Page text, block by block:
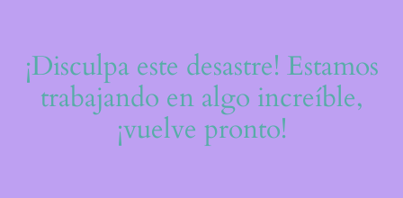
¡Disculpa este desastre! Estamos
trabajando en algo increíble,
¡vuelve pronto!